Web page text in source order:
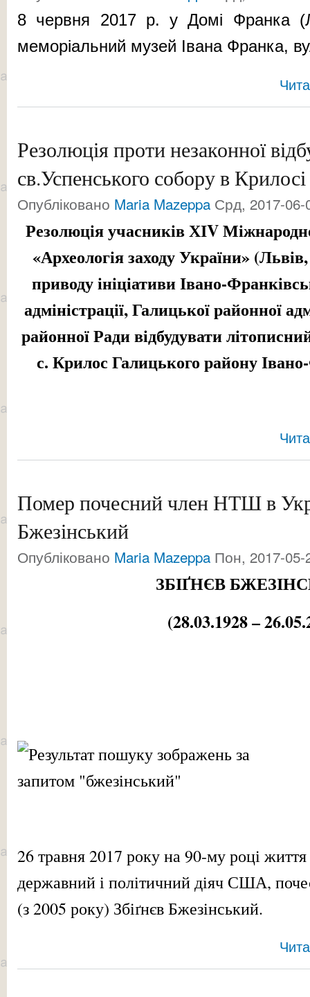
8 червня 2017 р. у Домі Франка
меморіальний музей Івана Франка,
Резолюція проти незаконної
св.Успенського собору в
Опубліковано Maria Mazeppa Срд, 2017-06-
Резолюція учасників ХІV
«Археологія заходу України»
приводу ініціативи Івано-
адміністрації, Галицької районної
районної Ради відбудувати
с. Крилос Галицького району
Помер почесний член НТШ в
Бжезінський
Опубліковано Maria Mazeppa Пон, 2017-05-
ЗБІҐНЄВ
(28.03.1928 –
26 травня 2017 року на 90-му році
державний і політичний діяч США,
(з 2005 року) Збіґнєв Бжезінський.